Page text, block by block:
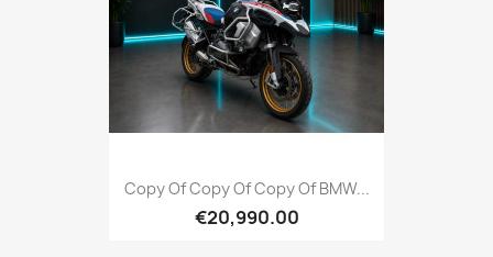
Copy Of Copy Of Copy Of BMW...
€20,990.00